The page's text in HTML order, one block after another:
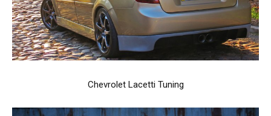
Chevrolet Lacetti Tuning